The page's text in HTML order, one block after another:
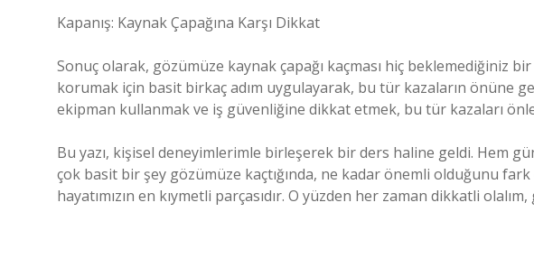
Kapanış: Kaynak Çapağına Karşı Dikkat
Sonuç olarak, gözümüze kaynak çapağı kaçması hiç beklemediğiniz
korumak için basit birkaç adım uygulayarak, bu tür kazaların önüne
ekipman kullanmak ve iş güvenliğine dikkat etmek, bu tür kazaları
Bu yazı, kişisel deneyimlerimle birleşerek bir ders haline geldi. Hem
çok basit bir şey gözümüze kaçtığında, ne kadar önemli olduğunu fark
hayatımızın en kıymetli parçasıdır. O yüzden her zaman dikkatli